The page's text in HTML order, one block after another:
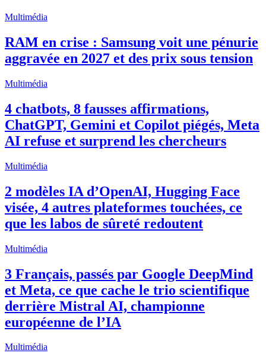
Multimédia
RAM en crise : Samsung voit une pénurie
aggravée en 2027 et des prix sous tension
Multimédia
4 chatbots, 8 fausses affirmations,
ChatGPT, Gemini et Copilot piégés, Meta
AI refuse et surprend les chercheurs
Multimédia
2 modèles IA d’OpenAI, Hugging Face
visée, 4 autres plateformes touchées, ce
que les labos de sûreté redoutent
Multimédia
3 Français, passés par Google DeepMind
et Meta, ce que cache le trio scientifique
derrière Mistral AI, championne
européenne de l’IA
Multimédia